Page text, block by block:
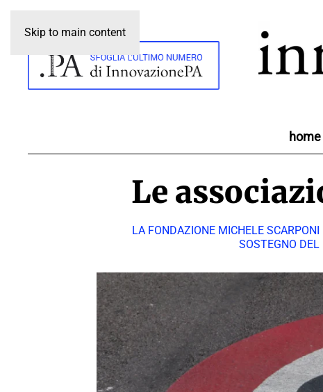
Skip to main content
home
Le
LA FONDAZIONE MICHELE
SOSTEGNO